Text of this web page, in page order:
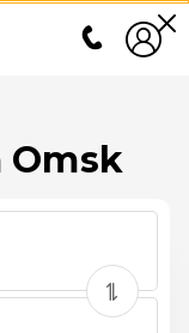
Omsk